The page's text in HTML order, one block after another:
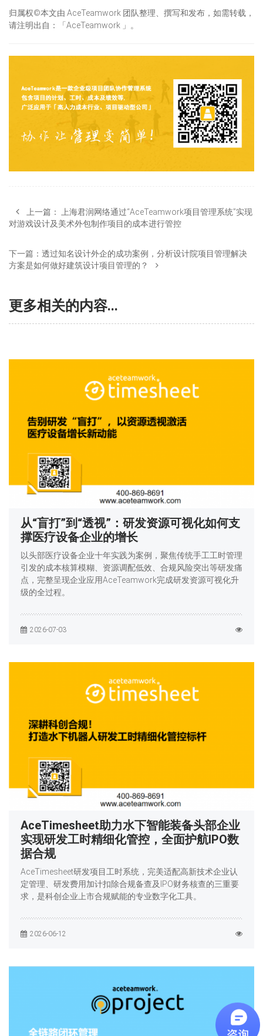
归属权©本文由 AceTeamwork 团队整理、撰写和发布，如需转载，
请注明出自：「AceTeamwork 」。
上一篇： 上海君润网络通过“AceTeamwork项目管理系统”实现
对游戏设计及美术外包制作项目的成本进行管控
下一篇： 透过知名设计外企的成功案例，分析设计院项目管理解决
方案是如何做好建筑设计项目管理的？
更多相关的内容...
从“盲打”到“透视”：研发资源可视化如何支
撑医疗设备企业的增长
以头部医疗设备企业十年实践为案例，聚焦传统手工工时管理
引发的成本核算模糊、资源调配低效、合规风险突出等研发痛
点，完整呈现企业应用AceTeamwork完成研发资源可视化升
级的全过程。
2026-07-03
AceTimesheet助力水下智能装备头部企业
实现研发工时精细化管控，全面护航IPO数
据合规
AceTimesheet研发项目工时系统，完美适配高新技术企业认
定管理、研发费用加计扣除合规备查及IPO财务核查的三重要
求，是科创企业上市合规赋能的专业数字化工具。
2026-06-12